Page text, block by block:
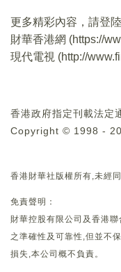
更多精彩內容，請登陸
財華香港網 (https://
現代電視 (http://
香港政府指定刊載法定
Copyright © 1998 -
香港財華社版權所有,未經同
免責聲明：
財華控股有限公司及香港
之準確性及可靠性,但並不
損失,本公司概不負責。